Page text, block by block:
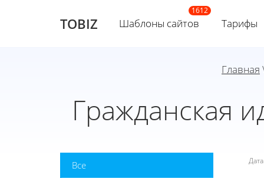
TOBIZ Шаблоны сайтов Тарифы
Главная
Гражданская
Все